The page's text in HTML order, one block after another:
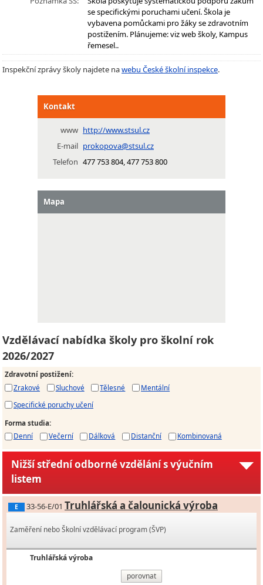
se specifickými poruchami učení. Škola je
vybavena pomůckami pro žáky se zdravotním
postižením. Plánujeme: viz web školy, Kampus
řemesel..
Inspekční zprávy školy najdete nawebu České školní inspekce.
Kontakt
www http://www.stsul.cz
E-mail prokopova@stsul.cz
Telefon 477 753 804, 477 753 800
Mapa
Vzdělávací nabídka školy pro školní rok
2026/2027
Zdravotní postižení:
Zrakové
Sluchové Tělesné
Mentální
Specifické poruchy učení
Forma studia:
Denní
Večerní Dálková Distanční Kombinovaná
Nižší střední odborné vzdělání s výučním
listem
E 33-56-E/01 Truhlářská a čalounická výroba
Zaměření nebo Školní vzdělávací program (ŠVP)
Truhlářská výroba
porovnat